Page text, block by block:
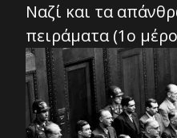
Ναζί και τα
πειράματα (1ο